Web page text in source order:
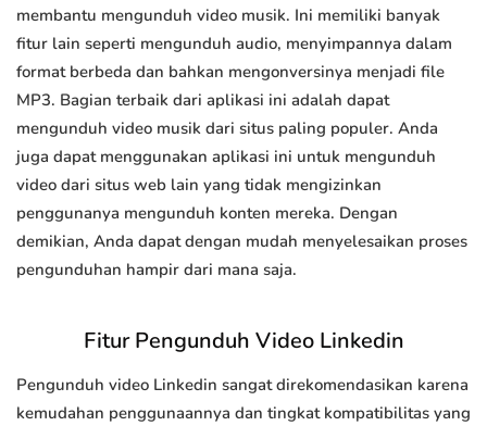
membantu mengunduh video musik. Ini memiliki banyak
fitur lain seperti mengunduh audio, menyimpannya dalam
format berbeda dan bahkan mengonversinya menjadi file
MP3. Bagian terbaik dari aplikasi ini adalah dapat
mengunduh video musik dari situs paling populer. Anda
juga dapat menggunakan aplikasi ini untuk mengunduh
video dari situs web lain yang tidak mengizinkan
penggunanya mengunduh konten mereka. Dengan
demikian, Anda dapat dengan mudah menyelesaikan proses
pengunduhan hampir dari mana saja.
Fitur Pengunduh Video Linkedin
Pengunduh video Linkedin sangat direkomendasikan karena
kemudahan penggunaannya dan tingkat kompatibilitas yang